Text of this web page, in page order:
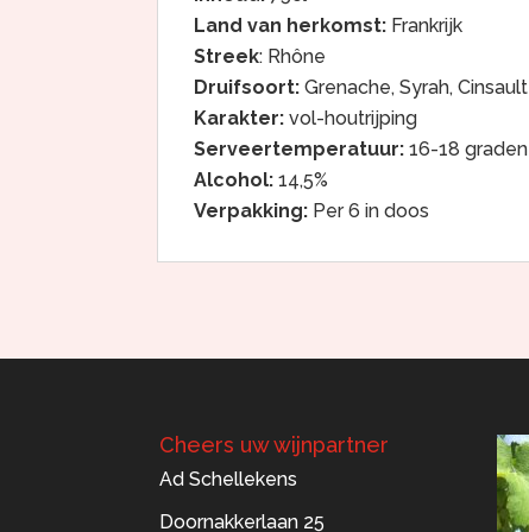
Land van herkomst: Frankrijk
Streek: Rhône
Druifsoort: Grenache, Syrah, Cinsault
Karakter: vol-houtrijping
Serveertemperatuur: 16-18 graden
Alcohol: 14,5%
Verpakking: Per 6 in doos
Cheers uw wijnpartner
Ad Schellekens
Doornakkerlaan 25